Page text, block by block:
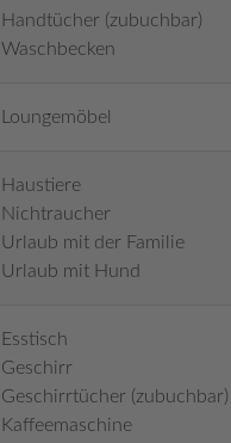
Handtücher (zubuchbar)
Waschbecken
Loungemöbel
Haustiere
Nichtraucher
Urlaub mit der Familie
Urlaub mit Hund
Esstisch
Geschirr
Geschirrtücher (zubuchbar)
Kaffeemaschine